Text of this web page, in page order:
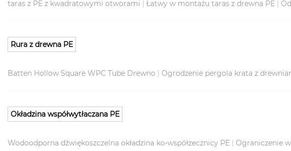
taras z PE z kwadratowymi otworami | Łatwy w montażu taras z drewna PE |
Rura z drewna PE
Batten Hollow Square WPC Tube Drewno | Ogrodzenie pergola krata z
Okładzina współwytłaczana PE
Wodoodporna dźwiękoszczelna okładzina ko-współzecznicy PE | Ograniczenie